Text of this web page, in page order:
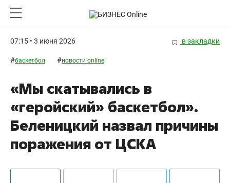
07:15 • 3 июня 2026 в закладки
#баскетбол #новости online
«Мы скатывались в
«геройский» баскетбол».
Беленицкий назвал причины
поражения от ЦСКА